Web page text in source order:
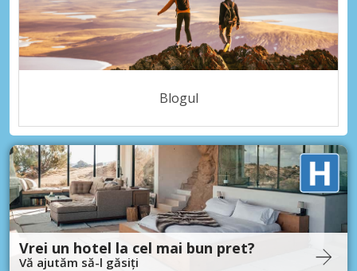
Blogul
Vrei un hotel la cel mai bun pret?
Vă ajutăm să-l găsiți